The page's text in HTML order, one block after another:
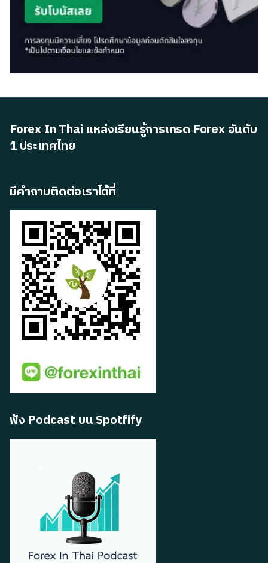
Forex In Thai แหล่งเรียนรู้การเทรด Forex อันดับ
1 ประเทศไทย
มีคำถามติดต่อเราได้ที่
ฟัง Podcast บน Spotfify